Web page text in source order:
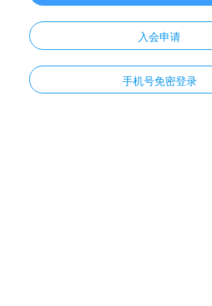
入会申请
手机号免密登录